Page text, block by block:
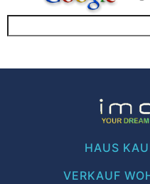
HAUS
VERKAUF